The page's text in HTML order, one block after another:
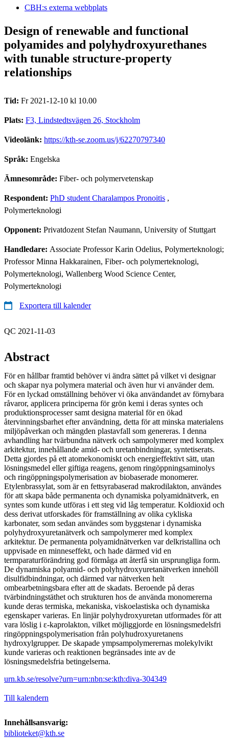
CBH:s externa webbplats
Design of renewable and functional
polyamides and polyhydroxyurethanes
with tunable structure-property
relationships
Tid: Fr 2021-12-10 kl 10.00
Plats: F3, Lindstedtsvägen 26, Stockholm
Videolänk: https://kth-se.zoom.us/j/62270797340
Språk: Engelska
Ämnesområde: Fiber- och polymervetenskap
Respondent: PhD student Charalampos Pronoitis ,
Polymerteknologi
Opponent: Privatdozent Stefan Naumann, University of Stuttgart
Handledare: Associate Professor Karin Odelius, Polymerteknologi;
Professor Minna Hakkarainen, Fiber- och polymerteknologi,
Polymerteknologi, Wallenberg Wood Science Center,
Polymerteknologi
Exportera till kalender
QC 2021-11-03
Abstract
För en hållbar framtid behöver vi ändra sättet på vilket vi designar
och skapar nya polymera material och även hur vi använder dem.
För en lyckad omställning behöver vi öka användandet av förnybara
råvaror, applicera principerna för grön kemi i deras syntes och
produktionsprocesser samt designa material för en ökad
återvinningsbarhet efter användning, detta för att minska materialens
miljöpåverkan och mängden plastavfall som genereras. I denna
avhandling har tvärbundna nätverk och sampolymerer med komplex
arkitektur, innehållande amid- och uretanbindningar, syntetiserats.
Detta gjordes på ett atomekonomiskt och energieffektivt sätt, utan
lösningsmedel eller giftiga reagens, genom ringöppningsaminolys
och ringöppningspolymerisation av biobaserade monomerer.
Etylenbrassylat, som är en fettsyrabaserad makrodilakton, användes
för att skapa både permanenta och dynamiska polyamidnätverk, en
syntes som kunde utföras i ett steg vid låg temperatur. Koldioxid och
dess derivat utforskades för framställning av olika cykliska
karbonater, som sedan användes som byggstenar i dynamiska
polyhydroxyuretanätverk och sampolymerer med komplex
arkitektur. De permanenta polyamidnätverken var delkristallina och
uppvisade en minneseffekt, och hade därmed vid en
termparaturförändring god förmåga att återfå sin ursprungliga form.
De dynamiska polyamid- och polyhydroxyuretanätverken innehöll
disulfidbindningar, och därmed var nätverken helt
ombearbetningsbara efter att de skadats. Beroende på deras
tvärbindningstäthet och strukturen hos de använda monomererna
kunde deras termiska, mekaniska, viskoelastiska och dynamiska
egenskaper varieras. En linjär polyhydroxyuretan utformades för att
vara löslig i ε-kaprolakton, vilket möjliggjorde en lösningsmedelsfri
ringöppningspolymerisation från polyhudroxyuretanens
hydroxylgrupper. De skapade ympsampolymerernas molekylvikt
kunde varieras och reaktionen begränsades inte av de
lösningsmedelsfria betingelserna.
urn.kb.se/resolve?urn=urn:nbn:se:kth:diva-304349
Till kalendern
Innehållsansvarig:
biblioteket@kth.se